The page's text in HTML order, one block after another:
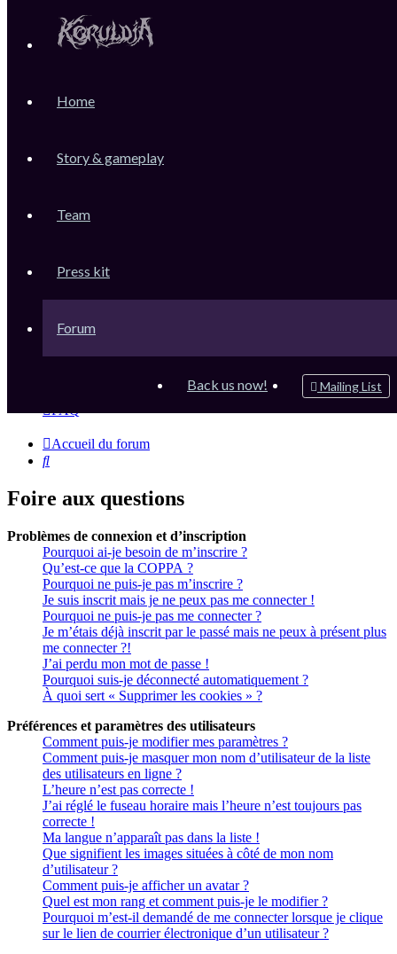
Home
Story & gameplay
Team
Press kit
Forum
Mailing List
Back us now!
Messages non lus
Sujets actifs
Rechercher
FAQ
Accueil du forum
Rechercher
Foire aux questions
Problèmes de connexion et d’inscription
Pourquoi ai-je besoin de m’inscrire ?
Qu’est-ce que la COPPA ?
Pourquoi ne puis-je pas m’inscrire ?
Je suis inscrit mais je ne peux pas me connecter !
Pourquoi ne puis-je pas me connecter ?
Je m’étais déjà inscrit par le passé mais ne peux à présent plus
me connecter ?!
J’ai perdu mon mot de passe !
Pourquoi suis-je déconnecté automatiquement ?
À quoi sert « Supprimer les cookies » ?
Préférences et paramètres des utilisateurs
Comment puis-je modifier mes paramètres ?
Comment puis-je masquer mon nom d’utilisateur de la liste
des utilisateurs en ligne ?
L’heure n’est pas correcte !
J’ai réglé le fuseau horaire mais l’heure n’est toujours pas
correcte !
Ma langue n’apparaît pas dans la liste !
Que signifient les images situées à côté de mon nom
d’utilisateur ?
Comment puis-je afficher un avatar ?
Quel est mon rang et comment puis-je le modifier ?
Pourquoi m’est-il demandé de me connecter lorsque je clique
sur le lien de courrier électronique d’un utilisateur ?